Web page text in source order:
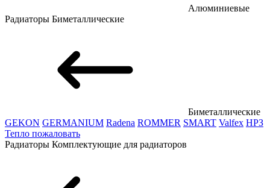
Алюминиевые
Радиаторы Биметаллические
Биметаллические
GEKON GERMANIUM Radena ROMMER SMART Valfex НРЗ
Тепло пожаловать
Радиаторы Комплектующие для радиаторов